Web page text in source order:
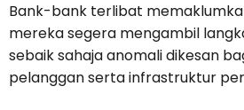
Bank-bank terlibat
mereka segera mengambil
sebaik sahaja anomali dikesan
pelanggan serta infrastruktur